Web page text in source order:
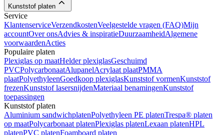
Kunststof platen
Service
KlantenserviceVerzendkostenVeelgestelde vragen (FAQ)Mijn
accountOver onsAdvies & inspiratieDuurzaamheidAlgemene
voorwaardenActies
Populaire platen
Plexiglas op maatHelder plexiglasGeschuimd
PVCPolycarbonaatAlupanelAcrylaat plaatPMMA
plaatPolyethyleenGoedkoop plexiglasKunststof vormenKunststof
frezenKunststof lasersnijdenMateriaal benamingenKunststof
toepassingen
Kunststof platen
Aluminium sandwichplatenPolyethyleen PE platenTrespa® platen
op maatPolycarbonaat platenPlexiglas platenLexaan platenHPL
platenPVC platenFoamboard platen